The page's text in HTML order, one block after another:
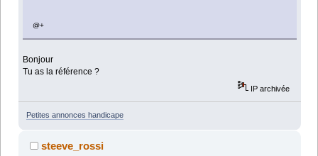
@+
Bonjour
Tu as la référence ?
IP archivée
Petites annonces handicape
steeve_rossi